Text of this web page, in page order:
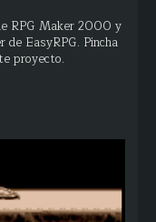
RPG Maker 2000 y
EasyRPG. Pincha
proyecto.